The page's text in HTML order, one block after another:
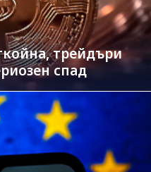
трейдъри
спад